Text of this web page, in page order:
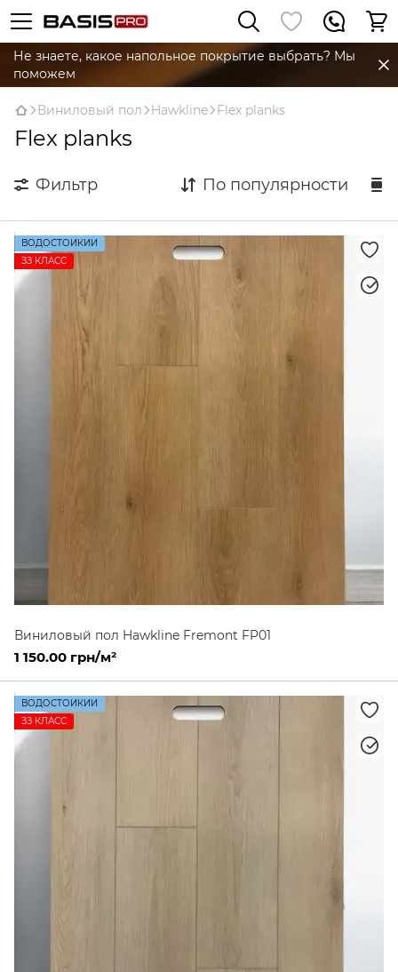
Не знаете, какое напольное покрытие выбрать? Мы
поможем
Виниловый пол Hawkline Flex planks
Flex planks
Фильтр По популярности
ВОДОСТОЙКИЙ
ЗЗ КЛАСС
Виниловый пол Hawkline Fremont FP01
1 150.00 грн/м²
ВОДОСТОЙКИЙ
ЗЗ КЛАСС